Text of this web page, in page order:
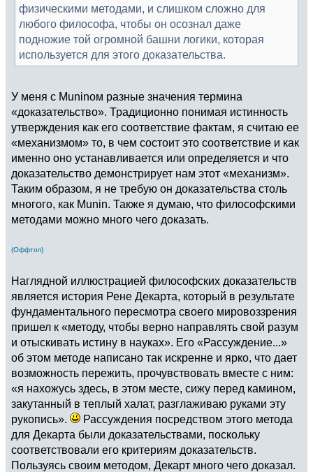
физическими методами, и слишком сложно для
любого философа, чтобы он осознал даже
подножие той огромной башни логики, которая
используется для этого доказательства.
У меня с Muninом разные значения термина
«доказательство». Традиционно понимая истинность
утверждения как его соответствие фактам, я считаю ее
«механизмом» то, в чем состоит это соответствие и как
именно оно устанавливается или определяется и что
доказательство демонстрирует нам этот «механизм».
Таким образом, я не требую он доказательства столь
многого, как Munin. Также я думаю, что философскими
методами можно много чего доказать.
(Оффтоп)
Наглядной иллюстрацией философских доказательств
является история Рене Декарта, который в результате
фундаментального пересмотра своего мировоззрения
пришел к «методу, чтобы верно направлять свой разум
и отыскивать истину в науках». Его «Рассуждение...»
об этом методе написано так искренне и ярко, что дает
возможность пережить, прочувствовать вместе с ним:
«я нахожусь здесь, в этом месте, сижу перед камином,
закутанный в теплый халат, разглаживаю руками эту
рукопись».
Рассуждения посредством этого метода
для Декарта были доказательствами, поскольку
соответствовали его критериям доказательств.
Пользуясь своим методом, Декарт много чего доказал.